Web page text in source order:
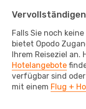
Falls Sie noch
bietet Opodo
Ihrem Reiseziel an.
Hotelangebote
verfügbar sind
mit einem Flug +